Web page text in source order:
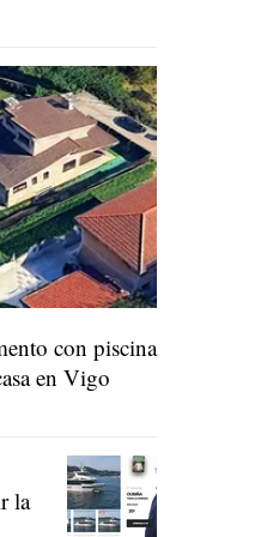
con piscina
en Vigo
la